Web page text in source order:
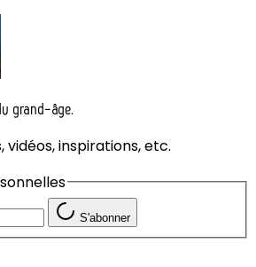
grand-âge.
vidéos, inspirations, etc.
S'abonner